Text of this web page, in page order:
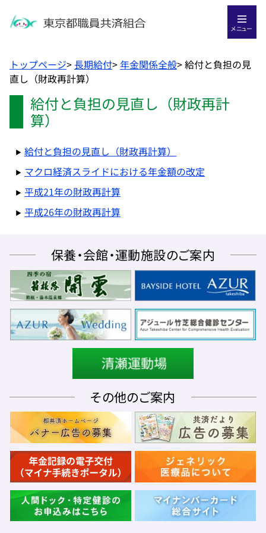
メニュー
トップページ>長期給付>年金関係全般>給付と負担の見
直し（財政再計算）
給付と負担の見直し（財政再計
算）
給付と負担の見直し（財政再計算）
マクロ経済スライドにおける年金額の改定
平成21年の財政再計算
平成26年の財政再計算
保養・会館・運動施設のご案内
その他のご案内